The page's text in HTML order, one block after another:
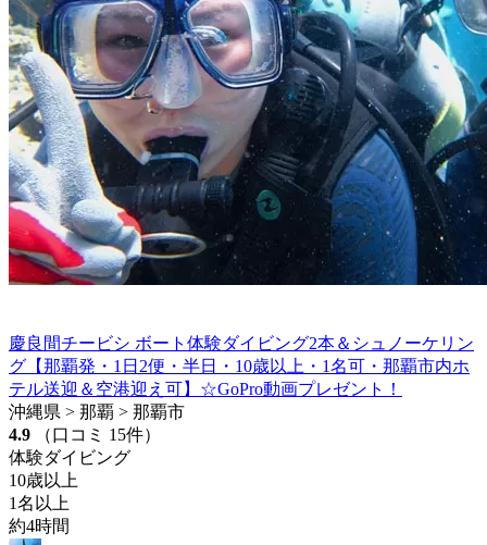
慶良間チービシ ボート体験ダイビング2本＆シュノーケリン
グ【那覇発・1日2便・半日・10歳以上・1名可・那覇市内ホ
テル送迎＆空港迎え可】☆GoPro動画プレゼント！
沖縄県 > 那覇 > 那覇市
4.9
（口コミ 15件）
体験ダイビング
10歳以上
1名以上
約4時間